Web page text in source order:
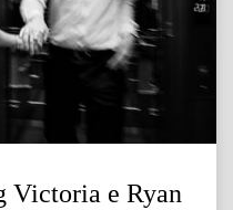
Victoria e Ryan